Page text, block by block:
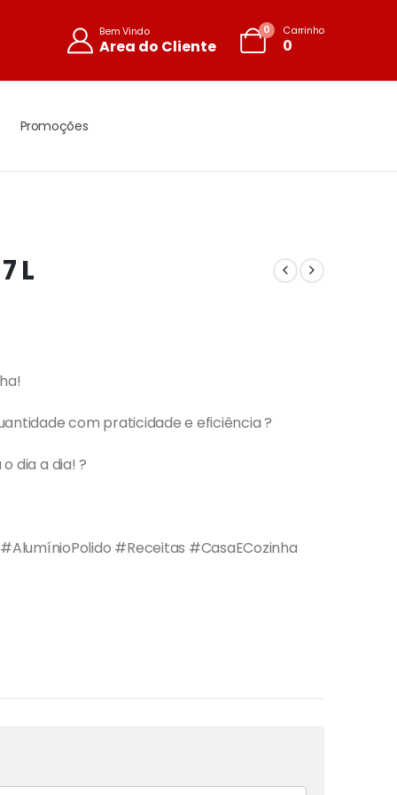
Bem Vindo
Area do Cliente
0 Carrinho
0
Promoções
L
com praticidade e eficiência ?
dia a dia! ?
#Receitas #CasaECozinha